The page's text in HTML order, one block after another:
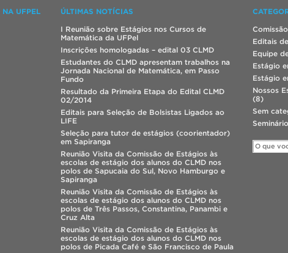
NA UFPEL ÚLTIMAS NOTÍCIAS
I Reunião sobre Estágios nos Cursos de
Matemática da UFPel
Inscrições homologadas – edital 03 CLMD
Estudantes do CLMD apresentam trabalhos na
Jornada Nacional de Matemática, em Passo
Fundo
Resultado da Primeira Etapa do Edital CLMD
02/2014
Editais para Seleção de Bolsistas Ligados ao
LIFE
Seleção para tutor de estágios (coorientador)
em Sapiranga
Reunião Visita da Comissão de Estágios às
escolas de estágio dos alunos do CLMD nos
polos de Sapucaia do Sul, Novo Hamburgo e
Sapiranga
Reunião Visita da Comissão de Estágios às
escolas de estágio dos alunos do CLMD nos
polos de Três Passos, Constantina, Panambi e
Cruz Alta
Reunião Visita da Comissão de Estágios às
escolas de estágio dos alunos do CLMD nos
polos de Picada Café e São Francisco de Paula
Editais
Equipe
Estágio
Estágio
Nossos
(8)
Sem